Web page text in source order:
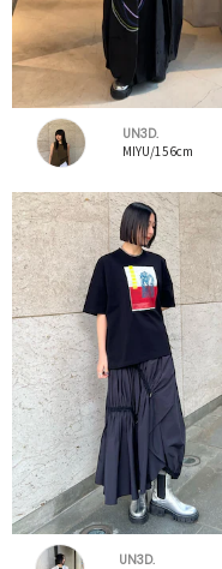
UN3D.
MIYU/156cm
UN3D.